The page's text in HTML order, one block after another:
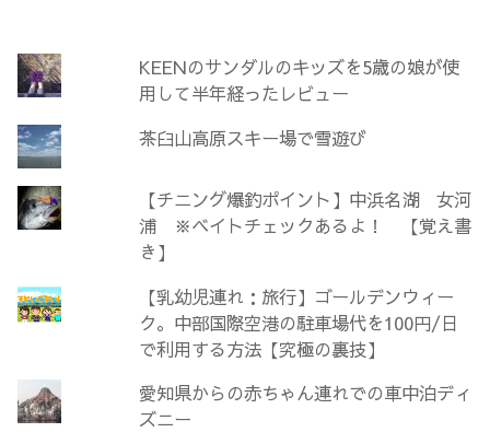
KEENのサンダルのキッズを5歳の娘が使
用して半年経ったレビュー
茶臼山高原スキー場で雪遊び
【チニング爆釣ポイント】中浜名湖 女河
浦 ※ベイトチェックあるよ！ 【覚え書
き】
【乳幼児連れ：旅行】ゴールデンウィー
ク。中部国際空港の駐車場代を100円/日
で利用する方法【究極の裏技】
愛知県からの赤ちゃん連れでの車中泊ディ
ズニー